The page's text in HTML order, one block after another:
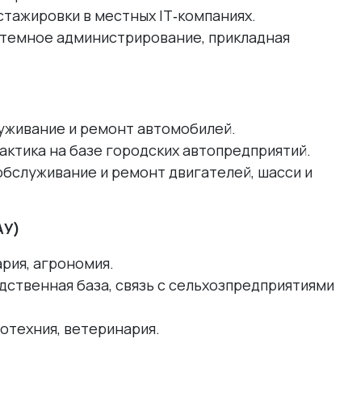
в местных IT‑компаниях.
администрирование, прикладная
и ремонт автомобилей.
на базе городских автопредприятий.
и ремонт двигателей, шасси и
агрономия.
база, связь с сельхозпредприятиями
ветеринария.